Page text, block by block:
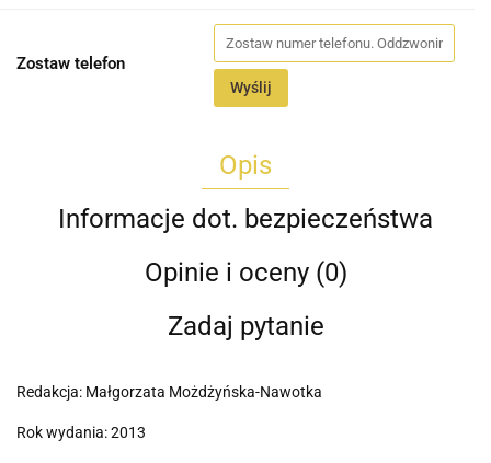
Zostaw telefon
Wyślij
Opis
Informacje dot. bezpieczeństwa
Opinie i oceny (0)
Zadaj pytanie
Redakcja: Małgorzata Możdżyńska-Nawotka
Rok wydania: 2013